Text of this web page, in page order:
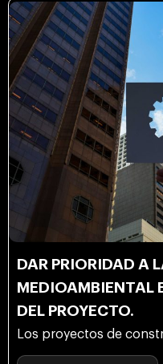
DAR PRIORIDAD A
MEDIOAMBIENTAL
DEL PROYECTO.
Los proyectos de